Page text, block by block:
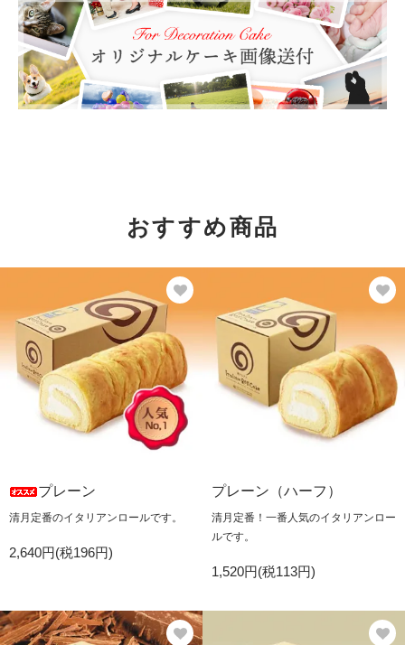
おすすめ商品
プレーン
清月定番のイタリアンロールです。
2,640円(税196円)
プレーン（ハーフ）
清月定番！一番人気のイタリアンロー
ルです。
1,520円(税113円)